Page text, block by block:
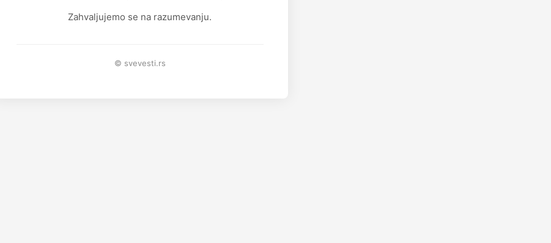
Zahvaljujemo se na razumevanju.
© svevesti.rs